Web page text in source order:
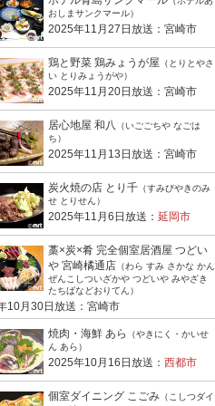
おしまサンクマール）
2025年11月27日放送：宮崎市
鶏と野菜 鶏みょうが屋 （とりとやさ
い とりみょうがや）
2025年11月20日放送：宮崎市
居心地屋 和八 （いごごちや なごは
ち）
2025年11月13日放送：宮崎市
炭火焼の店 とり千 （すみびやきのみ
せ とりせん）
2025年11月6日放送： 延岡市
藁×炭×肴 完全個室居酒屋 つどい
や 宮崎橘通店 （わら すみ さかな かん
ぜんこしついざかや つどいや みやざき
たちばなどおりてん）
10月30日放送：宮崎市
焼肉・海鮮 あら
（やきにく・かいせ
ん あら）
2025年10月16日放送： 西都市
個室ダイニング こごみ （こしつダイ